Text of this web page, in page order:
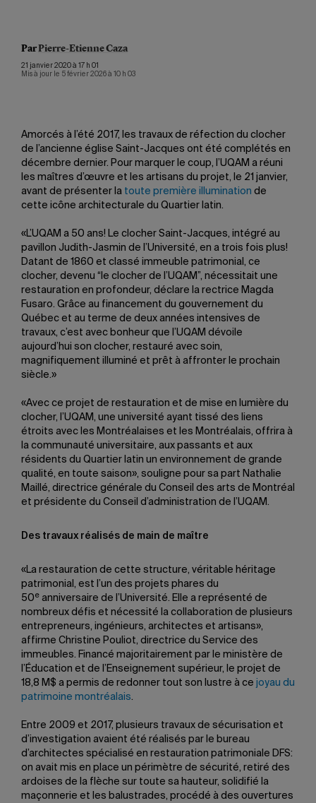
ParPierre-Etienne Caza
21 janvier 2020 à 17 h 01
Mis à jour le 5 février 2026 à 10 h 03
Amorcés à l’été 2017, les travaux de réfection du clocher
de l’ancienne église Saint-Jacques ont été complétés en
décembre dernier. Pour marquer le coup, l’UQAM a réuni
les maîtres d’œuvre et les artisans du projet, le 21 janvier,
avant de présenter la toute première illumination de
cette icône architecturale du Quartier latin.
«L’UQAM a 50 ans! Le clocher Saint-Jacques, intégré au
pavillon Judith-Jasmin de l’Université, en a trois fois plus!
Datant de 1860 et classé immeuble patrimonial, ce
clocher, devenu “le clocher de l’UQAM”, nécessitait une
restauration en profondeur, déclare la rectrice Magda
Fusaro. Grâce au financement du gouvernement du
Québec et au terme de deux années intensives de
travaux, c’est avec bonheur que l’UQAM dévoile
aujourd’hui son clocher, restauré avec soin,
magnifiquement illuminé et prêt à affronter le prochain
siècle.»
«Avec ce projet de restauration et de mise en lumière du
clocher, l’UQAM, une université ayant tissé des liens
étroits avec les Montréalaises et les Montréalais, offrira à
la communauté universitaire, aux passants et aux
résidents du Quartier latin un environnement de grande
qualité, en toute saison», souligne pour sa part Nathalie
Maillé, directrice générale du Conseil des arts de Montréal
et présidente du Conseil d’administration de l’UQAM.
Des travaux réalisés de main de maître
«La restauration de cette structure, véritable héritage
patrimonial, est l’un des projets phares du
50 e anniversaire de l’Université. Elle a représenté de
nombreux défis et nécessité la collaboration de plusieurs
entrepreneurs, ingénieurs, architectes et artisans»,
affirme Christine Pouliot, directrice du Service des
immeubles. Financé majoritairement par le ministère de
l’Éducation et de l’Enseignement supérieur, le projet de
18,8 M$ a permis de redonner tout son lustre à ce joyau du
patrimoine montréalais
Entre 2009 et 2017, plusieurs travaux de sécurisation et
d’investigation avaient été réalisés par le bureau
d’architectes spécialisé en restauration patrimoniale DFS:
on avait mis en place un périmètre de sécurité, retiré des
ardoises de la flèche sur toute sa hauteur, solidifié la
maçonnerie et les balustrades, procédé à des ouvertures